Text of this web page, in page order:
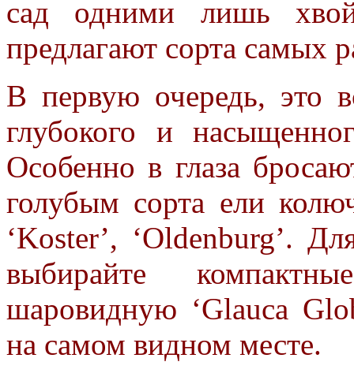
сад одними лишь
предлагают сорта самых
В первую очередь, это
глубокого и
Особенно в глаза
голубым сорта ели
‘Koster’, ‘Oldenburg’.
выбирайте
шаровидную ‘Glauca
на самом видном месте.